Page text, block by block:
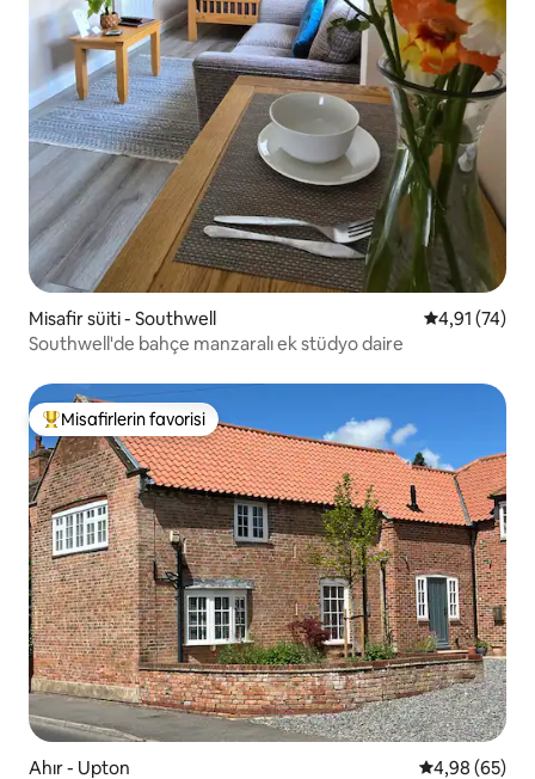
Misafir süiti - Southwell 5 üzerinden
4,91 (74)
Southwell'de bahçe manzaralı ek stüdyo daire
Misafirlerin favorilerinden en beğenilenler arasında
Misafirlerin favorisi
Ahır - Upton 5 üzerinden
4,98 (65)